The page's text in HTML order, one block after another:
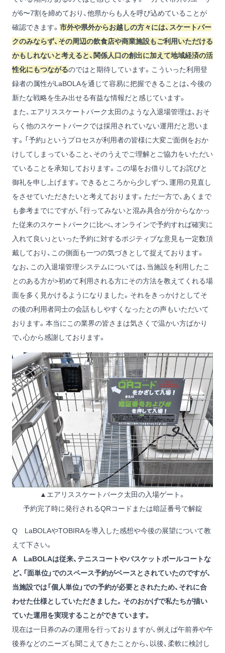
が6〜7割を締めており、他県からも人を呼び込めていることが
確認できます。 市外や県外からお越しの方々には、スケートパー
クのみならず、その周辺の飲食店や商業施設もご利用いただける
かもしれないと考えると、関係人口の創出に加えて地域経済の活
性化にもつながるのではと期待しています。こういった利用登
録者の属性がLaBOLAを通じて容易に把握できることは、今後の
新たな戦略を生み出せる有益な情報だと感じています。
また、エアリススケートパーク太田のような入退場管理は、おそ
らく他のスケートパークでは採用されていない運用だと思いま
す。「予約」というプロセスが利用者の皆様に大変ご面倒をおか
けしてしまっていること、そのうえでご理解とご協力をいただい
ていることを承知しております。この場をお借りしてお詫びと
御礼を申し上げます。できるところから少しずつ、運用の見直し
をさせていただきたいと考えております。ただ一方で、あくまで
も参考までにですが、「行ってみないと混み具合が分からなかっ
た従来のスケートパークに比べ、オンラインで予約すれば確実に
入れて良い」といった予約に対するポジティブな意見も一定数頂
戴しており、この側面も一つの気づきとして捉えております。
なお、この入退場管理システムについては、当施設を利用したこ
とのある方が>初めて利用される方にその方法を教えてくれる場
面を多く見かけるようになりました。それをきっかけとしてそ
の後の利用者同士の会話もしやすくなったとの声もいただいて
おります。本当にこの業界の皆さまは気さくで温かい方ばかり
で、心から感謝しております。
▲エアリススケートパーク太田の入場ゲート。
予約完了時に発行されるQRコードまたは暗証番号で解錠
Q LaBOLAやTOBIRAを導入した感想や今後の展望について教
えて下さい。
A LaBOLAは従来、テニスコートやバスケットボールコートな
ど、「面単位」でのスペース予約がベースとされていたのですが、
当施設では「個人単位」での予約が必要とされたため、それに合
わせた仕様としていただきました。そのおかげで私たちが描い
ていた運用を実現することができています。
現在は一日券のみの運用を行っておりますが、例えば午前券や午
後券などのニーズも聞こえてきたことから、以後、柔軟に検討し